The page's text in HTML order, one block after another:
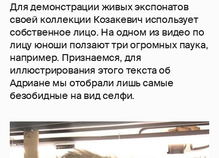
Для демонстрации живых экспонатов
своей коллекции Козакевич использует
собственное лицо. На одном из видео по
лицу юноши ползают три огромных паука,
например. Признаемся, для
иллюстрирования этого текста об
Адриане мы отобрали лишь самые
безобидные на вид селфи.